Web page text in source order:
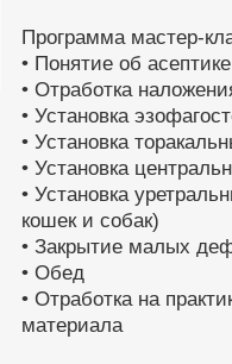
Программа мастер-
• Понятие об
• Отработка
• Установка
• Установка
• Установка
• Установка
кошек и собак)
• Закрытие малых
• Обед
• Отработка на
материала